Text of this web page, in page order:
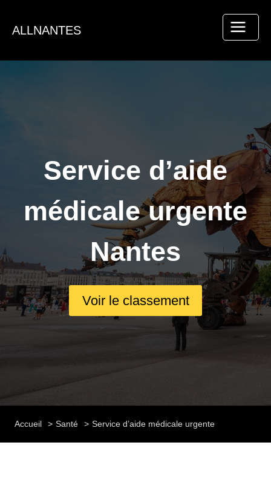
contenu
ALLNANTES
Service d’aide
médicale urgente
Nantes
Voir le classement
Accueil Santé Service d’aide médicale urgente